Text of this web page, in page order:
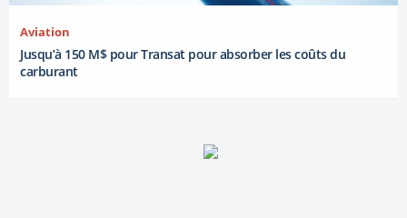
Aviation
Jusqu’à 150 M$ pour Transat pour absorber les coûts du
carburant